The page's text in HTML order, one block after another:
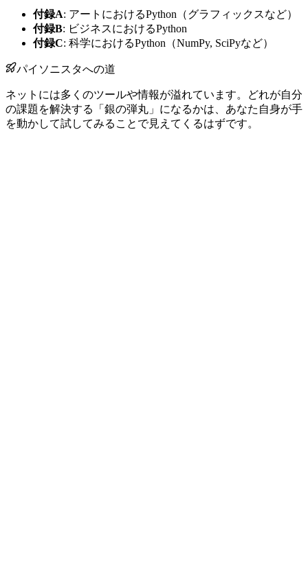
付録A: アートにおけるPython（グラフィックスなど）
付録B: ビジネスにおけるPython
付録C: 科学におけるPython（NumPy, SciPyなど）
パイソニスタへの道
ネットには多くのツールや情報が溢れています。どれが自分
の課題を解決する「銀の弾丸」になるかは、あなた自身が手
を動かして試してみることで見えてくるはずです。